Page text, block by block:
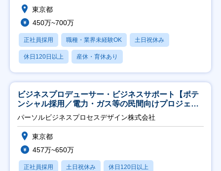
東京都
450万~700万
正社員採用 職種・業界未経験OK 土日祝休み
休日120日以上 産休・育休あり
ビジネスプロデューサー・ビジネスサポート【ポテ
ンシャル採用／電力・ガス等の民間向けプロジェク
ト推進】
パーソルビジネスプロセスデザイン株式会社
東京都
457万~650万
正社員採用 土日祝休み 休日120日以上